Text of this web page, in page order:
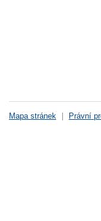
Mapa stránek | Právní